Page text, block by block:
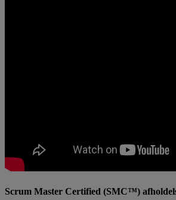
Scrum Master Certified (SMC™)